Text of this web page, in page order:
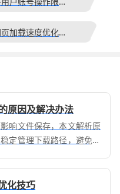
google浏览器网页加载速度优化操作方案
原因及解决办法
响文件保存，本文解析原
定管理下载路径，避免数
化技巧